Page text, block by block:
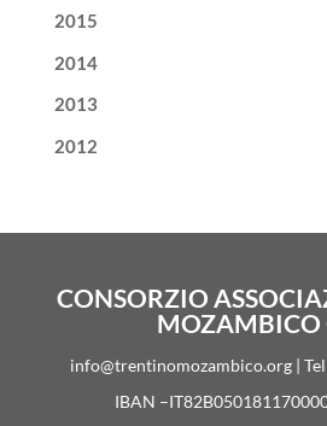
2015
2014
2013
2012
CONSORZIO
MOZAMBICO
info@trentinomozambico.org |
IBAN